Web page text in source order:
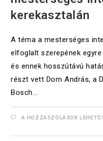
kerekasztalán
A téma a mesterséges
elfoglalt szerepének
és ennek hosszútávú
részt vett Dorn András, a
Bosch…
A HOZZÁSZÓLÁSOK